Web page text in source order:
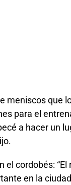
meniscos que
para el
a hacer un
el cordobés:
en la